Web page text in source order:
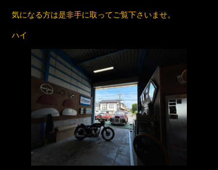
気になる方は是非手に取ってご覧下さいませ。
ハイ